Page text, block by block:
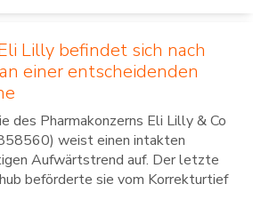
Lilly befindet sich nach
einer entscheidenden
des Pharmakonzerns Eli Lilly & Co
weist einen intakten
Aufwärtstrend auf. Der letzte
beförderte sie vom Korrekturtief